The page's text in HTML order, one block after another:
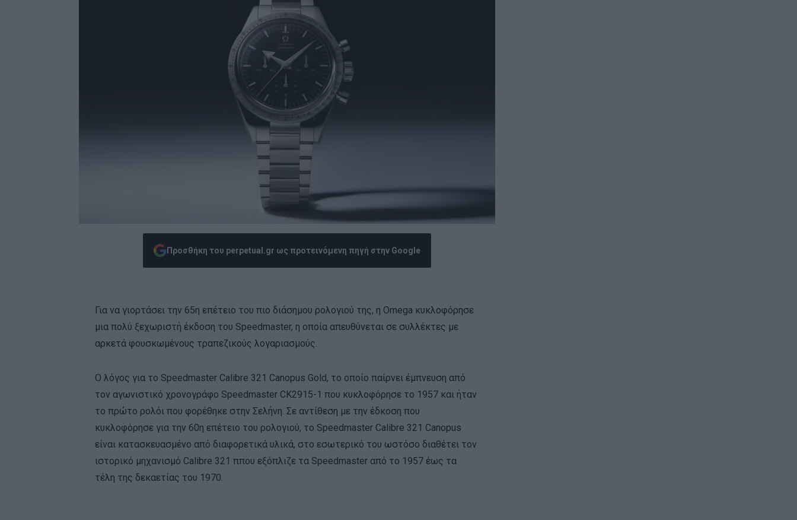
Προσθήκη του perpetual.gr ως προτεινόμενη πηγή στην Google
Για να γιορτάσει την 65η επέτειο του πιο διάσημου ρολογιού της, η Omega κυκλοφόρησε
μια πολύ ξεχωριστή έκδοση του Speedmaster, η οποία απευθύνεται σε συλλέκτες με
αρκετά φουσκωμένους τραπεζικούς λογαριασμούς.
Ο λόγος για το Speedmaster Calibre 321 Canopus Gold, το οποίο παίρνει έμπνευση από
τον αγωνιστικό χρονογράφο Speedmaster CK2915-1 που κυκλοφόρησε το 1957 και ήταν
το πρώτο ρολόι που φορέθηκε στην Σελήνη. Σε αντίθεση με την έδκοση που
κυκλοφόρησε για την 60η επέτειο του ρολογιού, το Speedmaster Calibre 321 Canopus
είναι κατασκευασμένο από διαφορετικά υλικά, στο εσωτερικό του ωστόσο διαθέτει τον
ιστορικό μηχανισμό Calibre 321 ππου εξόπλιζε τα Speedmaster από το 1957 έως τα
τέλη της δεκαετίας του 1970.